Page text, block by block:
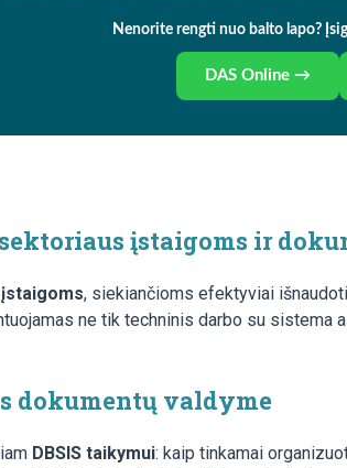
Nenorite rengti nuo balto lapo?
DAS Online →
sektoriaus įstaigoms ir
, siekiančioms efektyviai išnaudoti
ne tik techninis darbo su
dokumentų valdyme
DBSIS taikymui: kaip tinkamai